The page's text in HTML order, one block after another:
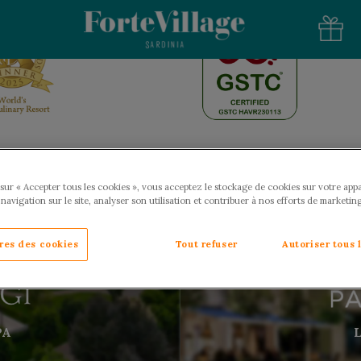
de notre collection
« Accepter tous les cookies », vous acceptez le stockage de cookies sur votre
sur le site, analyser son utilisation et contribuer à nos efforts de
Tout refuser Autoriser tous
des cookies